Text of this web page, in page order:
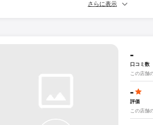
さらに表示
-
口コミ数
この店舗
-
評価
この店舗